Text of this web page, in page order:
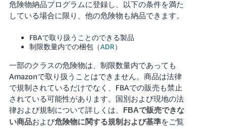
危険物納品プログラムに登録し、以下の条件を満た
している場合に限り、他の危険物も納品できます。
FBAで取り扱うことのできる製品
制限数量内での梱包（ADR）
一部のクラスの危険物は、制限数量内であっても
Amazonで取り扱うことはできません。商品は法律
で規制されているだけでなく、FBAでの販売も禁止
されている可能性があります。国別および現地の法
律および規制について詳しくは、 FBAで販売できな
い商品および危険物に関する規制および基準をご覧